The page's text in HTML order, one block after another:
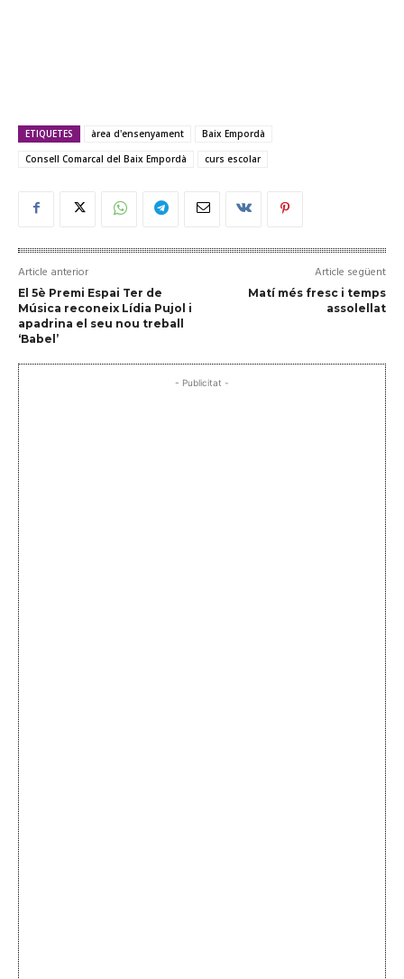
ETIQUETES àrea d'ensenyament
Baix Empordà
Consell Comarcal del Baix Empordà
curs escolar
Article anterior
El 5è Premi Espai Ter de
Música reconeix Lídia Pujol i
apadrina el seu nou treball
‘Babel’
Article següent
Matí més fresc i temps
assolellat
- Publicitat -